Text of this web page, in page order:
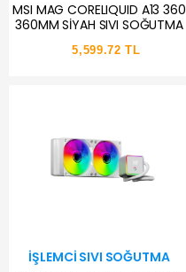
MSI MAG CORELIQUID A13 360
360MM SİYAH SIVI SOĞUTMA
5,599.72 TL
İŞLEMCI SIVI SOĞUTMA